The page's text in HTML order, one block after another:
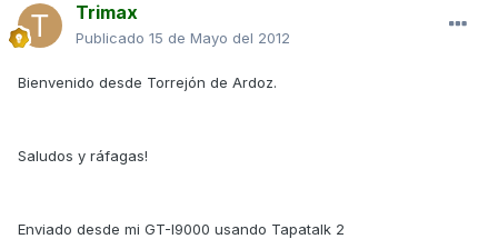
Trimax
Publicado 15 de Mayo del 2012
Bienvenido desde Torrejón de Ardoz.
Saludos y ráfagas!
Enviado desde mi GT-I9000 usando Tapatalk 2